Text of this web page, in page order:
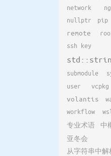
network
nullptr
pip
remote
ssh key
submodule
user
vcpkg
volantis
workflow
wsl
专业术语
中
亚冬会
从字符串中